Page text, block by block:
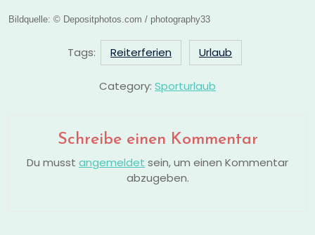
Bildquelle: © Depositphotos.com / photography33
Tags: Reiterferien Urlaub
Category: Sporturlaub
Schreibe einen Kommentar
Du musst angemeldet sein, um einen Kommentar
abzugeben.